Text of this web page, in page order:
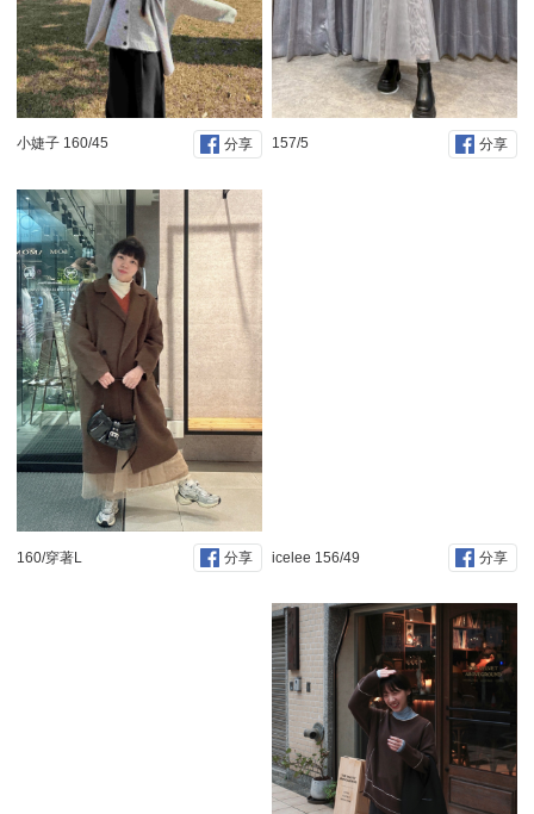
小婕子 160/45 分享 157/5 分享
160/穿著L 分享 icelee 156/49 分享